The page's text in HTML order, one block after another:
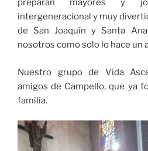
preparan mayores y
intergeneracional y muy
de San Joaquín y Santa
nosotros como solo lo hace un
Nuestro grupo de Vida
amigos de Campello, que ya
familia.